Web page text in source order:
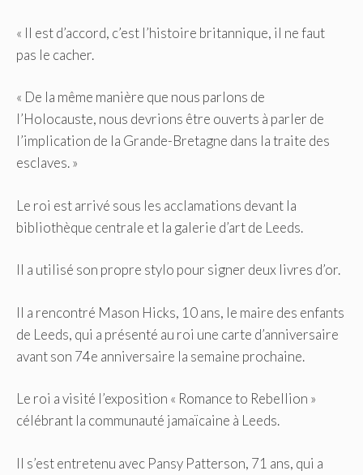
« Il est d’accord, c’est l’histoire britannique, il ne faut
pas le cacher.
« De la même manière que nous parlons de
l’Holocauste, nous devrions être ouverts à parler de
l’implication de la Grande-Bretagne dans la traite des
esclaves. »
Le roi est arrivé sous les acclamations devant la
bibliothèque centrale et la galerie d’art de Leeds.
Il a utilisé son propre stylo pour signer deux livres d’or.
Il a rencontré Mason Hicks, 10 ans, le maire des enfants
de Leeds, qui a présenté au roi une carte d’anniversaire
avant son 74e anniversaire la semaine prochaine.
Le roi a visité l’exposition « Romance to Rebellion »
célébrant la communauté jamaïcaine à Leeds.
Il s’est entretenu avec Pansy Patterson, 71 ans, qui a